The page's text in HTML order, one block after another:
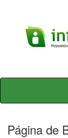
Skip
Página de